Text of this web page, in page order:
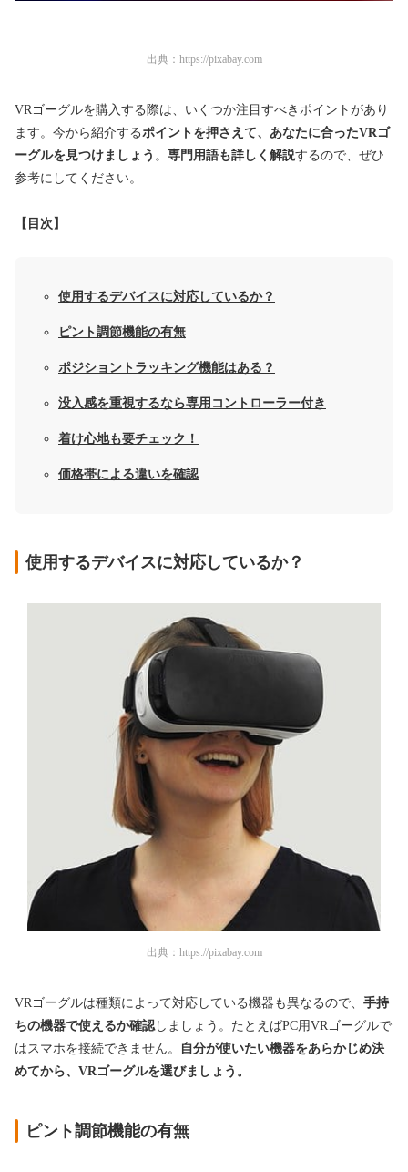
出典： https://pixabay.com
VRゴーグルを購入する際は、いくつか注目すべきポイントがあり
ます。今から紹介するポイントを押さえて、あなたに合ったVRゴ
ーグルを見つけましょう 。 専門用語も詳しく解説するので、ぜひ
参考にしてください。
【目次】
使用するデバイスに対応しているか？
ピント調節機能の有無
ポジショントラッキング機能はある？
没入感を重視するなら専用コントローラー付き
着け心地も要チェック！
価格帯による違いを確認
使用するデバイスに対応しているか？
出典： https://pixabay.com
VRゴーグルは種類によって対応している機器も異なるので、 手持
ちの機器で使えるか確認しましょう。たとえばPC用VRゴーグルで
はスマホを接続できません。
自分が使いたい機器をあらかじめ決
めてから、VRゴーグルを選びましょう。
ピント調節機能の有無